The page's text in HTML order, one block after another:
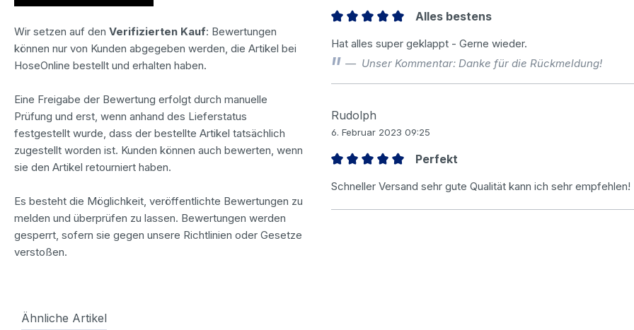
Wir setzen auf den Verifizierten Kauf: Bewertungen
können nur von Kunden abgegeben werden, die Artikel bei
HoseOnline bestellt und erhalten haben.
Eine Freigabe der Bewertung erfolgt durch manuelle
Prüfung und erst, wenn anhand des Lieferstatus
festgestellt wurde, dass der bestellte Artikel tatsächlich
zugestellt worden ist. Kunden können auch bewerten, wenn
sie den Artikel retourniert haben.
Es besteht die Möglichkeit, veröffentlichte Bewertungen zu
melden und überprüfen zu lassen. Bewertungen werden
gesperrt, sofern sie gegen unsere Richtlinien oder Gesetze
verstoßen.
Alles bestens
Hat alles super geklappt - Gerne wieder.
Unser Kommentar: Danke für die Rückmeldung!
Rudolph
6. Februar 2023 09:25
Perfekt
Schneller Versand sehr gute Qualität kann ich sehr empfehlen!
Ähnliche Artikel